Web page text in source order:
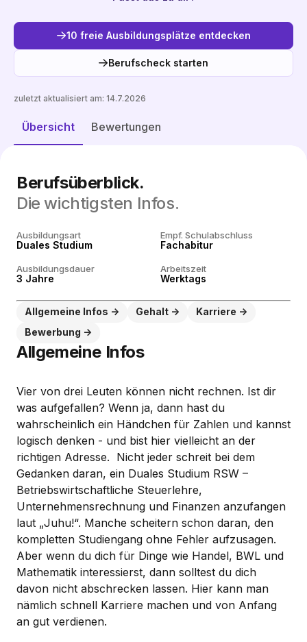
10 freie Ausbildungsplätze entdecken
Berufscheck starten
Übersicht Bewertungen
zuletzt aktualisiert am: 14.7.2026
Berufsüberblick.
Die wichtigsten Infos.
Ausbildungsart
Duales Studium
Empf. Schulabschluss
Fachabitur
Ausbildungsdauer
3 Jahre
Arbeitszeit
Werktags
Allgemeine Infos Gehalt
Karriere
Bewerbung
Allgemeine Infos
Vier von drei Leuten können nicht rechnen. Ist dir
was aufgefallen? Wenn ja, dann hast du
wahrscheinlich ein Händchen für Zahlen und kannst
logisch denken - und bist hier vielleicht an der
richtigen Adresse. Nicht jeder schreit bei dem
Gedanken daran, ein Duales Studium RSW –
Betriebswirtschaftliche Steuerlehre,
Unternehmensrechnung und Finanzen anzufangen
laut „Juhu!“. Manche scheitern schon daran, den
kompletten Studiengang ohne Fehler aufzusagen.
Aber wenn du dich für Dinge wie Handel, BWL und
Mathematik interessierst, dann solltest du dich
davon nicht abschrecken lassen. Hier kann man
nämlich schnell Karriere machen und von Anfang
an gut verdienen.